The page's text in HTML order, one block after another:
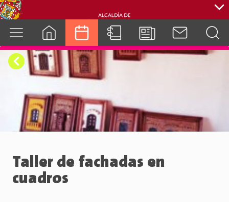
cuenca.gob.ec
Taller de fachadas en
cuadros